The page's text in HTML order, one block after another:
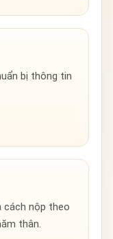
bị thông tin
cách nộp theo
thân.